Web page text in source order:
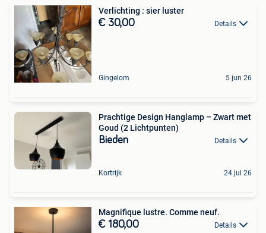
Verlichting : sier luster
€ 30,00 Details
Gingelom 5 jun 26
Prachtige Design Hanglamp – Zwart met
Goud (2 Lichtpunten)
Bieden Details
Kortrijk 24 jul 26
Magnifique lustre. Comme neuf.
€ 180,00 Details